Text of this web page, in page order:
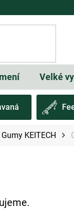
Velké
Gumy KEITECH